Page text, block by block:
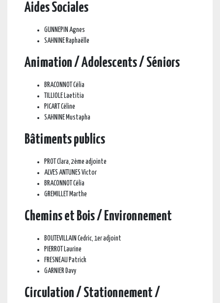
Aides Sociales
GUNNEPIN Agnes
SAHNINE Raphaëlle
Animation / Adolescents / Séniors
BRACONNOT Célia
TILLIOLE Laetitia
PICART Céline
SAHNINE Mustapha
Bâtiments publics
PROT Clara, 2ème adjointe
ALVES ANTUNES Victor
BRACONNOT Célia
GREMILLET Marthe
Chemins et Bois / Environnement
BOUTEVILLAIN Cedric, 1er adjoint
PIERROT Laurine
FRESNEAU Patrick
GARNIER Davy
Circulation / Stationnement /